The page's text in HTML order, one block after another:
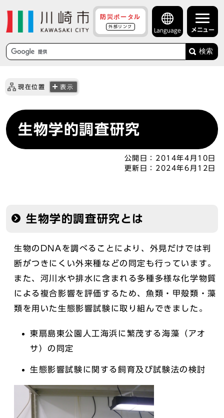
防災ポータル
外部リンク
Language メニュー
検索
現在位置 表示
生物学的調査研究
公開日： 2014年4月10日
更新日： 2024年6月12日
生物学的調査研究とは
生物のDNAを調べることにより、外見だけでは判
断がつきにくい外来種などの同定も行っています。
また、河川水や排水に含まれる多種多様な化学物質
による複合影響を評価するため、魚類・甲殻類・藻
類を用いた生態影響試験に取り組んできました。
東扇島東公園人工海浜に繁茂する海藻（アオ
サ）の同定
生態影響試験に関する飼育及び試験法の検討